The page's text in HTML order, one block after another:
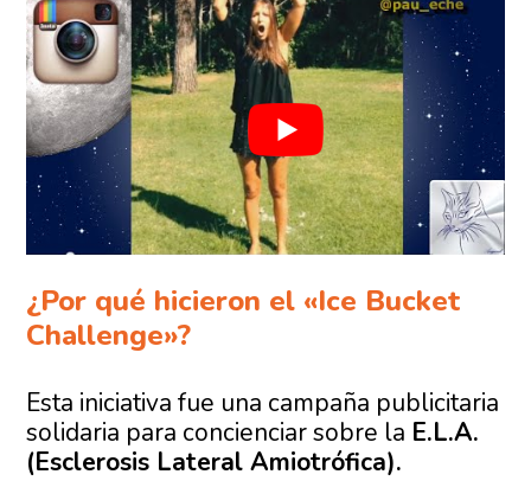
¿Por qué hicieron el «Ice Bucket
Challenge»?
Esta iniciativa fue una campaña publicitaria
solidaria para concienciar sobre la E.L.A.
(Esclerosis Lateral Amiotrófica).